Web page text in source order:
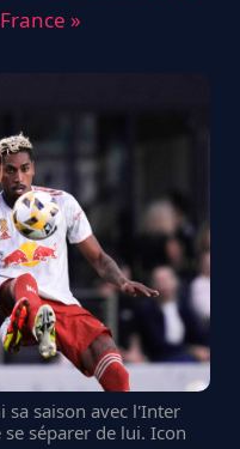
»
sa saison avec l'Inter
séparer de lui. Icon